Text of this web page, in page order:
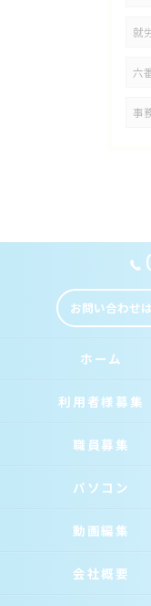
就
六
事
お問い合わせ
ホーム
利用者様募集
職員募集
パソコン
動画編集
会社概要